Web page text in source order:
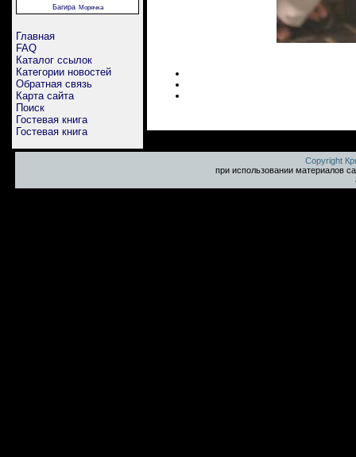
Багира Морячка
Главная
FAQ
Каталог ссылок
Категории новостей
Обратная связь
Карта сайта
Поиск
Гостевая книга
Гостевая книга
Copyright
при использовании материалов